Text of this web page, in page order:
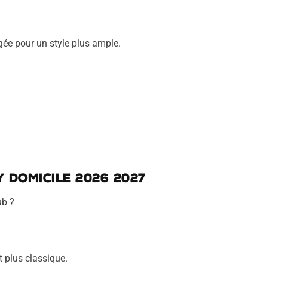
pour un style plus ample.
2026 2027
?
plus classique.